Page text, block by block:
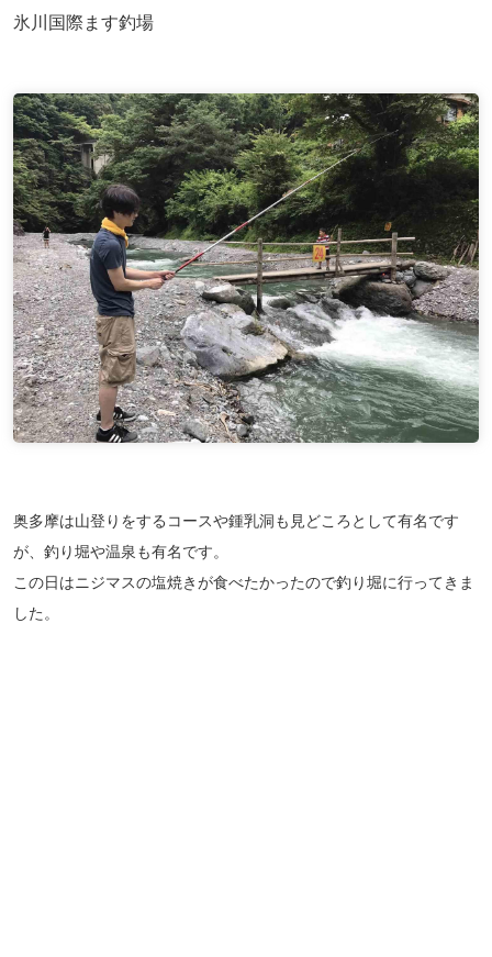
氷川国際ます釣場
奥多摩は山登りをするコースや鍾乳洞も見どころとして有名です
が、釣り堀や温泉も有名です。
この日はニジマスの塩焼きが食べたかったので釣り堀に行ってきま
した。